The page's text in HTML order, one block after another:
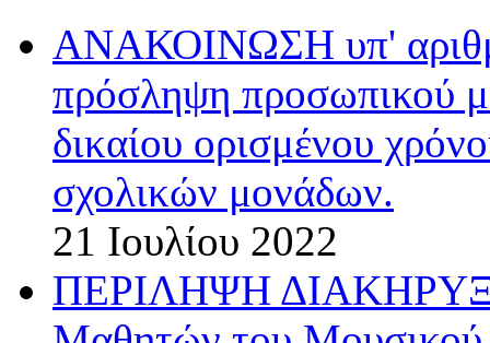
ΑΝΑΚΟΙΝΩΣΗ υπ'
πρόσληψη προσωπικού
δικαίου ορισμένου
σχολικών μονάδων.
21 Ιουλίου 2022
ΠΕΡΙΛΗΨΗ